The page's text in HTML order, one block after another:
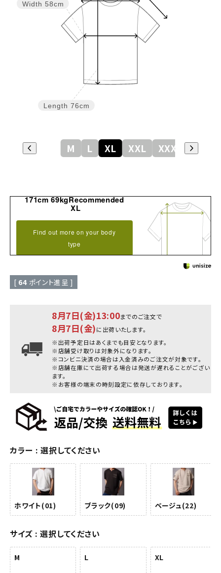
Length 76cm
Width 58cm
M L XL XXL XXXL
171cm 69kgRecommended
XL
Find out more on your body
type
[ 64 ポイント進呈 ]
8月7日(金)13:00までのご注文で
8月7日(金)に出荷いたします。
※出荷予定日はあくまでも目安となります。
※店舗受け取りは対象外になります。
※コンビニ決済の場合は入金済みのご注文が対象です。
※店舗在庫にて出荷する場合は発送が遅れることがござい
ます。
※お客様の端末の時刻設定に依存しております。
カラー 選択してください
ホワイト(01) ブラック(09) ベージュ(22)
サイズ 選択してください
M L XL